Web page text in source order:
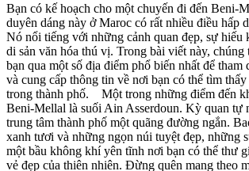
Bạn có kế hoạch cho một chuyến đi đến Beni-
duyên dáng này ở Maroc có rất nhiều điều hấp
Nó nổi tiếng với những cảnh quan đẹp, sự hiếu
di sản văn hóa thú vị. Trong bài viết này, chúng
bạn qua một số địa điểm phổ biến nhất để
và cung cấp thông tin về nơi bạn có thể tìm
trong thành phố. Một trong những điểm đến
Beni-Mellal là suối Ain Asserdoun. Kỳ quan tự
trung tâm thành phố một quãng đường ngắn.
xanh tươi và những ngọn núi tuyệt đẹp, những
một bầu không khí yên tĩnh nơi bạn có thể thư
vẻ đẹp của thiên nhiên. Đừng quên mang theo